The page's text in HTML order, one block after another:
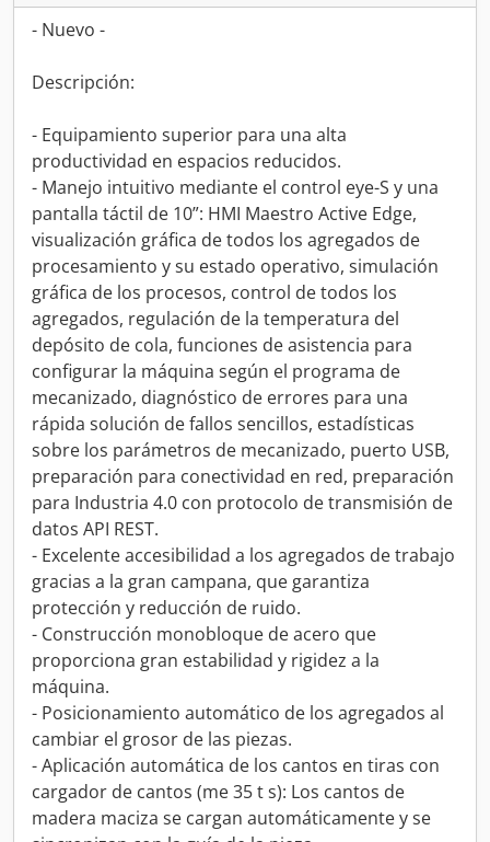
- Nuevo -
Descripción:
- Equipamiento superior para una alta
productividad en espacios reducidos.
- Manejo intuitivo mediante el control eye-S y una
pantalla táctil de 10”: HMI Maestro Active Edge,
visualización gráfica de todos los agregados de
procesamiento y su estado operativo, simulación
gráfica de los procesos, control de todos los
agregados, regulación de la temperatura del
depósito de cola, funciones de asistencia para
configurar la máquina según el programa de
mecanizado, diagnóstico de errores para una
rápida solución de fallos sencillos, estadísticas
sobre los parámetros de mecanizado, puerto USB,
preparación para conectividad en red, preparación
para Industria 4.0 con protocolo de transmisión de
datos API REST.
- Excelente accesibilidad a los agregados de trabajo
gracias a la gran campana, que garantiza
protección y reducción de ruido.
- Construcción monobloque de acero que
proporciona gran estabilidad y rigidez a la
máquina.
- Posicionamiento automático de los agregados al
cambiar el grosor de las piezas.
- Aplicación automática de los cantos en tiras con
cargador de cantos (me 35 t s): Los cantos de
madera maciza se cargan automáticamente y se